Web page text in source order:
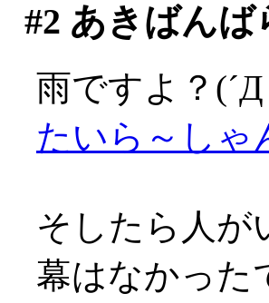
#2 あきばんば
雨ですよ？
たいら～しゃ
そしたら人が
幕はなかった